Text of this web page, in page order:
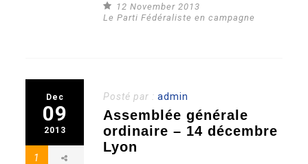
12 November 2013
Le Parti Fédéraliste en campagne
Dec
09
2013
1
Posté par :admin
Assemblée générale
ordinaire – 14 décembre
Lyon